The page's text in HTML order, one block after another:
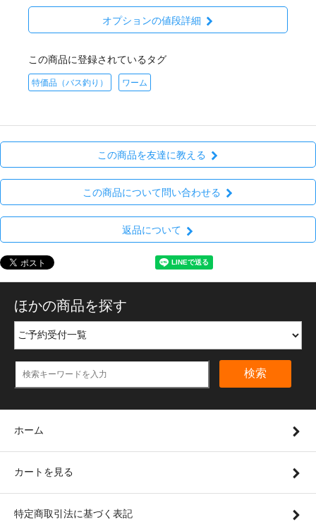
オプションの値段詳細
この商品に登録されているタグ
特価品（バス釣り） ワーム
この商品を友達に教える
この商品について問い合わせる
返品について
ほかの商品を探す
検索
ホーム
カートを見る
特定商取引法に基づく表記